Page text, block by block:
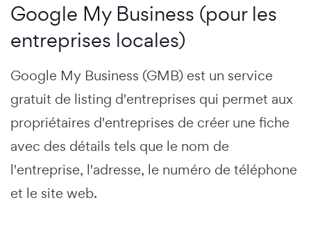
Google My Business (pour les
entreprises locales)
Google My Business (GMB) est un service
gratuit de listing d'entreprises qui permet aux
propriétaires d'entreprises de créer une fiche
avec des détails tels que le nom de
l'entreprise, l'adresse, le numéro de téléphone
et le site web.